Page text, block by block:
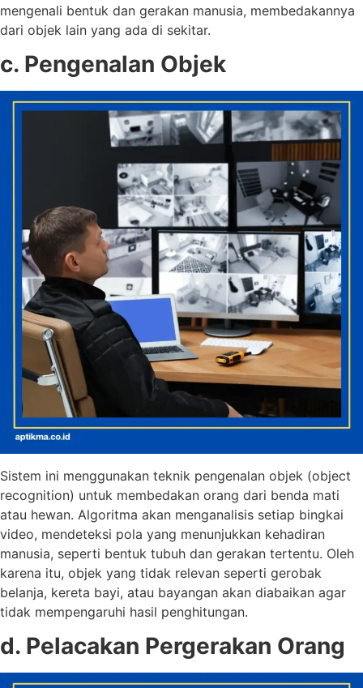
mengenali bentuk dan gerakan manusia, membedakannya
dari objek lain yang ada di sekitar.
c. Pengenalan Objek
Sistem ini menggunakan teknik pengenalan objek (object
recognition) untuk membedakan orang dari benda mati
atau hewan. Algoritma akan menganalisis setiap bingkai
video, mendeteksi pola yang menunjukkan kehadiran
manusia, seperti bentuk tubuh dan gerakan tertentu. Oleh
karena itu, objek yang tidak relevan seperti gerobak
belanja, kereta bayi, atau bayangan akan diabaikan agar
tidak mempengaruhi hasil penghitungan.
d. Pelacakan Pergerakan Orang